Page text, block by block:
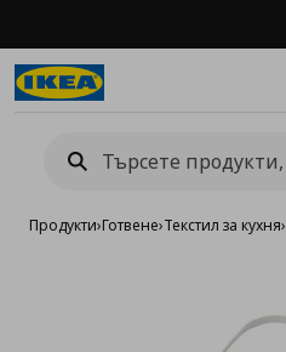
Продукти›Готвене›Текстил за кухня›